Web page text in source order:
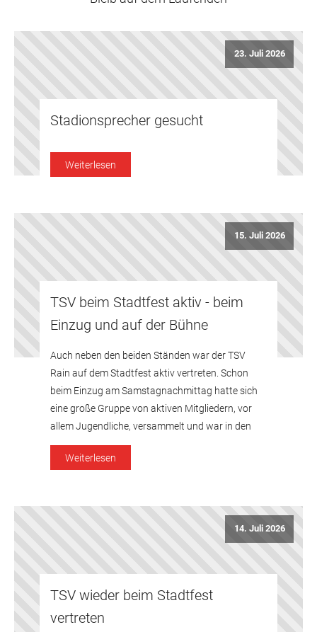
23. Juli 2026
Stadionsprecher gesucht
Weiterlesen
15. Juli 2026
TSV beim Stadtfest aktiv - beim
Einzug und auf der Bühne
Auch neben den beiden Ständen war der TSV
Rain auf dem Stadtfest aktiv vertreten. Schon
beim Einzug am Samstagnachmittag hatte sich
eine große Gruppe von aktiven Mitgliedern, vor
allem Jugendliche, versammelt und war in den
roten Farben des Vereins beim Einmarsch durch
die Hauptstraße mit dabei. Einen Aktivposten des
Weiterlesen
14. Juli 2026
TSV wieder beim Stadtfest
vertreten